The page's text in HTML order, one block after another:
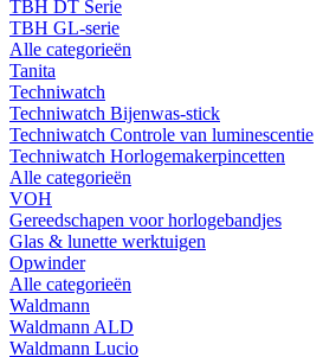
TBH DT Serie
TBH GL-serie
Alle categorieën
Tanita
Techniwatch
Techniwatch Bijenwas-stick
Techniwatch Controle van luminescentie
Techniwatch Horlogemakerpincetten
Alle categorieën
VOH
Gereedschapen voor horlogebandjes
Glas & lunette werktuigen
Opwinder
Alle categorieën
Waldmann
Waldmann ALD
Waldmann Lucio